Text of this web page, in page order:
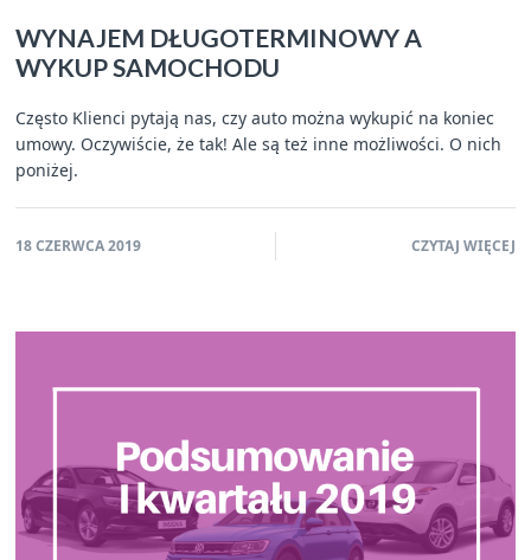
WYNAJEM DŁUGOTERMINOWY A
WYKUP SAMOCHODU
Często Klienci pytają nas, czy auto można wykupić na koniec
umowy. Oczywiście, że tak! Ale są też inne możliwości. O nich
poniżej.
18 CZERWCA 2019 CZYTAJ WIĘCEJ